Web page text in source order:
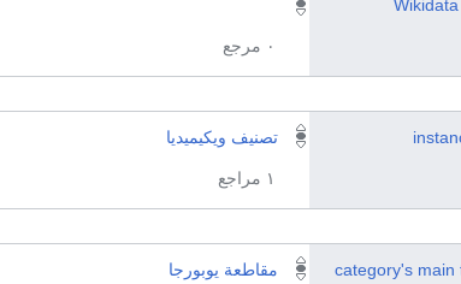
٠ مرجع
تصنيف ويكيميديا
١ مراجع
category's main مقاطعة يوبورجا